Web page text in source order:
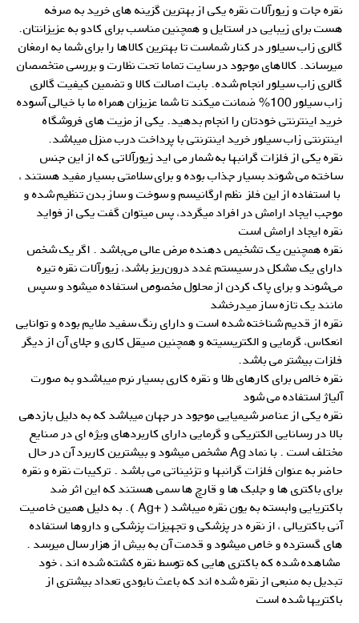
نقره جات و زیورآلاتنقرهیکی از بهترین گزینه های خرید به صرفه
هست برای زیبایی در استایل و همچنین مناسب برای کادو به عزیزانتان.
گالری زاب سیلور در کنار شماست تا بهترین کالاها را برای شما به ارمغان
میرساند. کالاهای موجود در سایت تماما تحت نظارت و بررسی متخصصان
گالری زاب سیلور انجام شده. بابت اصالت کالا و تضمین کیفیت گالری
زاب سیلور 100% ضمانت میکند تا شما عزیزان همراه ما با خیالی آسوده
خرید اینترنتی خودتان را انجام بدهید. یکی از مزیت های فروشگاه
اینترنتی زاب سیلور خرید اینترنتی با پرداخت درب منزل میباشد.
نقره یکی از فلزات گرانبها به شمار می اید زیورآلاتی که از این جنس
ساخته می شوند بسیار جذاب بوده و برای سلامتی بسیار مفید هستند ،
با استفاده از این فلز نظم ارگانیسم و سوخت و ساز بدن تنظیم شده و
موجب ایجاد ارامش در افراد میگردد، پس میتوان گفت یکی از فواید
نقره ایجاد ارامش است
نقره همچنین یک تشخیص‌ دهنده‌ مرض عالی می‌باشد . اگر یک شخص
دارای یک مشکل در سیستم غدد درون‌ریز باشد، زیورآلات نقره تیره
می‌شوند و برای پاک کردن از محلول مخصوص استفاده میشود و سپس
مانند یک تازه ساز میدرخشد
نقره از قدیم شناخته شده است و دارای رنگ سفید ملایم بوده و توانایی
انعکاس، گرمایی و الکتریسیته و همچنین صیقل کاری و جلای آن از دیگر
فلزات بیشتر می باشد.
نقره خالص برای کارهای طلا و نقره کاری بسیار نرم میباشدو به صورت
آلیاژ استفاده می شود
نقره یکی از عناصر شیمیایی موجود در جهان میباشد که به دلیل بازدهی
بالا در رسانایی الکتریکی و گرمایی دارای کاربردهای ویژه ای در صنایع
مختلف است . با نماد Ag مشخص میشود و بیشترین کاربرد آن در حال
حاضر به عنوان فلزات گرانبها و تزئیناتی می باشد . ترکیبات نقره و نقره
برای باکتری ها و جلبک ها و قارچ ها سمی هستند که این اثر ضد
باکتریایی وابسته به یون نقره میباشد ( +Ag ). به دلیل همین خاصیت
آنی باکتریالی ، از نقره در پزشکی و تجهیزات پزشکی و داروها استفاده
های گسترده و خاص میشود و قدمت آن به بیش از هزار سال میرسد .
مشاهده شده که باکتری هایی که توسط نقره کشته شده اند ، خود
تبدیل به منبعی از نقره شده اند که باعث نابودی تعداد بیشتری از
باکتریها شده است